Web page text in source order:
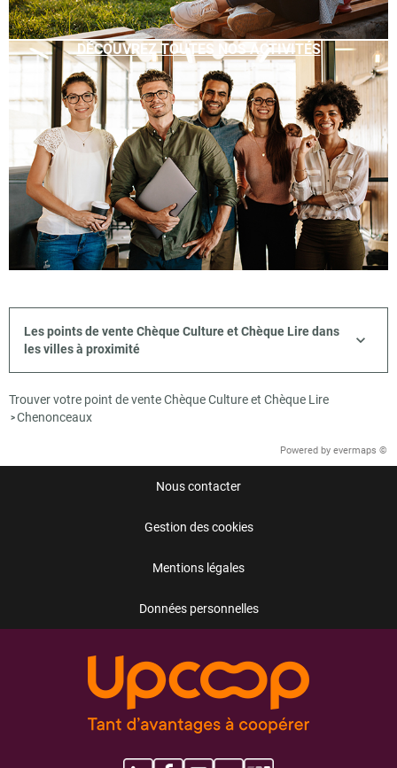
DÉCOUVREZ TOUTES NOS ACTIVITÉS
Les points de vente Chèque Culture et Chèque Lire dans
les villes à proximité
Trouver votre point de vente Chèque Culture et Chèque Lire
>Chenonceaux
Powered by evermaps ©
Nous contacter
Gestion des cookies
Mentions légales
Données personnelles